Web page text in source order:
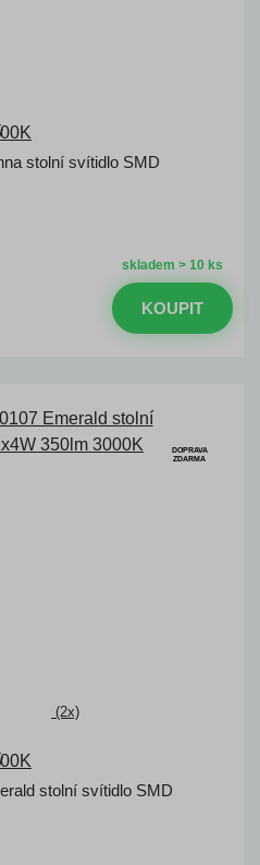
stolní svítidlo SMD
skladem > 10 ks
KOUPIT
DOPRAVA
ZDARMA
(2x)
stolní svítidlo SMD